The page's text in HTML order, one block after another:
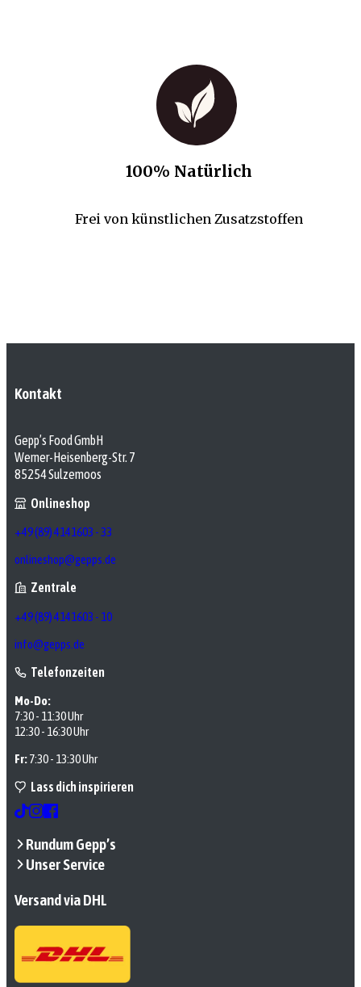
100% Natürlich
Frei von künstlichen Zusatzstoffen
Kontakt
Gepp’s Food GmbH
Werner-Heisenberg-Str. 7
85254 Sulzemoos
Onlineshop
+49 (89) 4141603 - 33
onlineshop@gepps.de
Zentrale
+49 (89) 4141603 - 10
info@gepps.de
Telefonzeiten
Mo-Do:
7:30 - 11:30 Uhr
12:30 - 16:30 Uhr
Fr:7:30 - 13:30 Uhr
Lass dich inspirieren
Rundum Gepp’s
Unser Service
Versand via DHL